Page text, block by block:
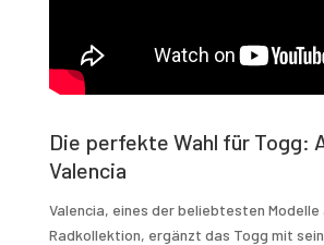
Die perfekte Wahl für Togg:
Valencia
Valencia, eines der beliebtesten
Radkollektion, ergänzt das Togg mit